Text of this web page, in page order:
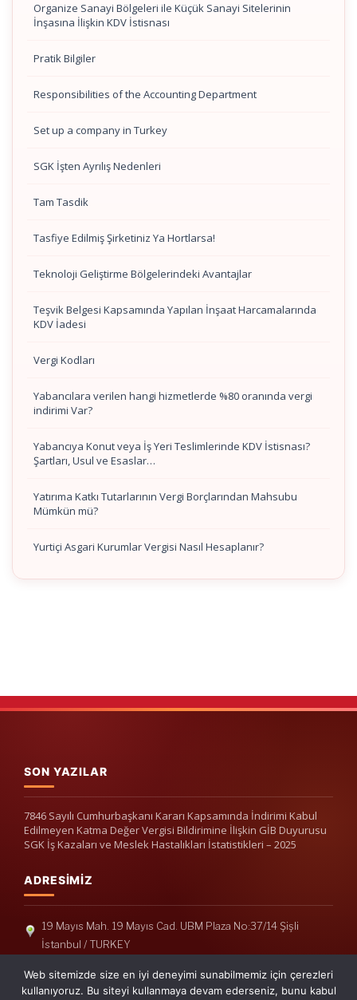
Organize Sanayi Bölgeleri ile Küçük Sanayi Sitelerinin
İnşasına İlişkin KDV İstisnası
Pratik Bilgiler
Responsibilities of the Accounting Department
Set up a company in Turkey
SGK İşten Ayrılış Nedenleri
Tam Tasdik
Tasfiye Edilmiş Şirketiniz Ya Hortlarsa!
Teknoloji Geliştirme Bölgelerindeki Avantajlar
Teşvik Belgesi Kapsamında Yapılan İnşaat Harcamalarında
KDV İadesi
Vergi Kodları
Yabancılara verilen hangi hizmetlerde %80 oranında vergi
indirimi Var?
Yabancıya Konut veya İş Yeri Teslimlerinde KDV İstisnası?
Şartları, Usul ve Esaslar…
Yatırıma Katkı Tutarlarının Vergi Borçlarından Mahsubu
Mümkün mü?
Yurtiçi Asgari Kurumlar Vergisi Nasıl Hesaplanır?
SON YAZILAR
7846 Sayılı Cumhurbaşkanı Kararı Kapsamında İndirimi Kabul
Edilmeyen Katma Değer Vergisi Bildirimine İlişkin GİB Duyurusu
SGK İş Kazaları ve Meslek Hastalıkları İstatistikleri – 2025
ADRESIMIZ
19 Mayıs Mah. 19 Mayıs Cad. UBM Plaza No:37/14 Şişli
İstanbul / TURKEY
Telefon: +90(212) 240 33 39
Telefon: +90(212) 248 19 36
Web sitemizde size en iyi deneyimi sunabilmemiz için çerezleri
kullanıyoruz. Bu siteyi kullanmaya devam ederseniz, bunu kabul